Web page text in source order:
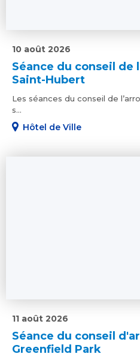
Séance du conseil de
Saint-Hubert
10 août 2026
Les séances du conseil de
s...
Hôtel de Ville
Séance du conseil
Greenfield Park
11 août 2026